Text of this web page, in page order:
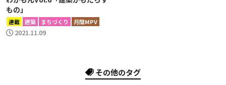
もの」
連載 建築 まちづくり 月間MPV
2021.11.09
その他のタグ